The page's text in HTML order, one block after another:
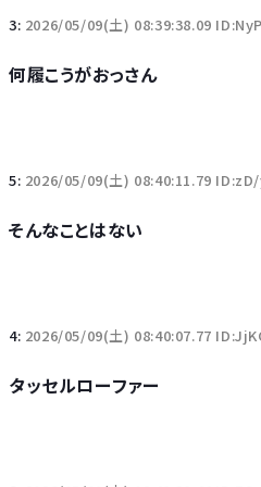
3: 2026/05/09(土) 08:39:38.09
何履こうがおっさん
5: 2026/05/09(土) 08:40:11.79
そんなことはない
4: 2026/05/09(土) 08:40:07.77
タッセルローファー